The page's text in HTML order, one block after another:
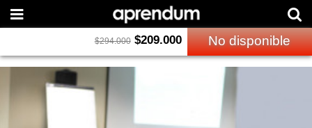
$294.000 $209.000 No disponible